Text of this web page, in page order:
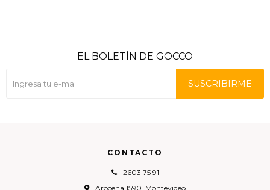
CONTACTO
2603 75 91
Arocena 1590, Montevideo
EL BOLETÍN DE GOCCO
SUSCRIBIRME